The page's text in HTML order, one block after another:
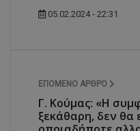
05.02.2024 - 22:31
ΕΠΌΜΕΝΟ ΆΡΘΡΟ
Γ. Κούμας: «Η
ξεκάθαρη, δεν θα